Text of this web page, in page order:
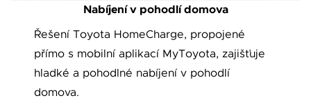
Nabíjení v pohodlí domova
Řešení Toyota HomeCharge, propojené
přímo s mobilní aplikací MyToyota, zajišťuje
hladké a pohodlné nabíjení v pohodlí
domova.